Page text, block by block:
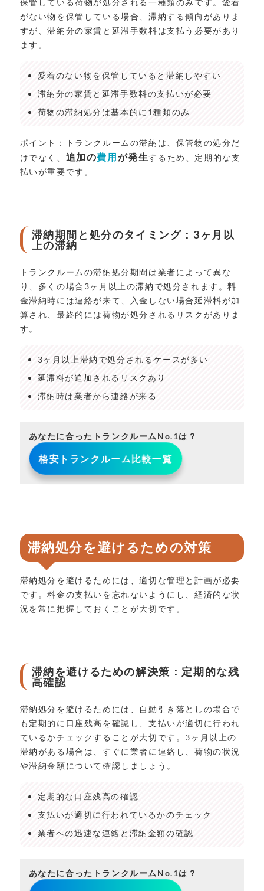
がない物を保管している場合、滞納する傾向がありま
すが、滞納分の家賃と延滞手数料は支払う必要があり
ます。
愛着のない物を保管していると滞納しやすい
滞納分の家賃と延滞手数料の支払いが必要
荷物の滞納処分は基本的に1種類のみ
ポイント：トランクルームの滞納は、保管物の処分だ
けでなく、 追加の費用が発生するため、定期的な支
払いが重要です。
滞納期間と処分のタイミング：3ヶ月以
上の滞納
トランクルームの滞納処分期間は業者によって異な
り、多くの場合3ヶ月以上の滞納で処分されます。料
金滞納時には連絡が来て、入金しない場合延滞料が加
算され、最終的には荷物が処分されるリスクがありま
す。
3ヶ月以上滞納で処分されるケースが多い
延滞料が追加されるリスクあり
滞納時は業者から連絡が来る
あなたに合ったトランクルームNo.1は？
格安トランクルーム比較一覧
滞納処分を避けるための対策
滞納処分を避けるためには、適切な管理と計画が必要
です。料金の支払いを忘れないようにし、経済的な状
況を常に把握しておくことが大切です。
滞納を避けるための解決策：定期的な残
高確認
滞納処分を避けるためには、自動引き落としの場合で
も定期的に口座残高を確認し、支払いが適切に行われ
ているかチェックすることが大切です。3ヶ月以上の
滞納がある場合は、すぐに業者に連絡し、荷物の状況
や滞納金額について確認しましょう。
定期的な口座残高の確認
支払いが適切に行われているかのチェック
業者への迅速な連絡と滞納金額の確認
あなたに合ったトランクルームNo.1は？